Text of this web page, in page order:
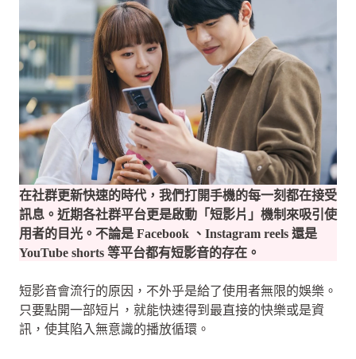
在社群更新快速的時代，我們打開手機的每一刻都在接受
訊息。近期各社群平台更是啟動「短影片」機制來吸引使
用者的目光。不論是 Facebook 、Instagram reels 還是
YouTube shorts 等平台都有短影音的存在。
短影音會流行的原因，不外乎是給了使用者無限的娛樂。
只要點開一部短片，就能快速得到最直接的快樂或是資
訊，使其陷入無意識的播放循環。